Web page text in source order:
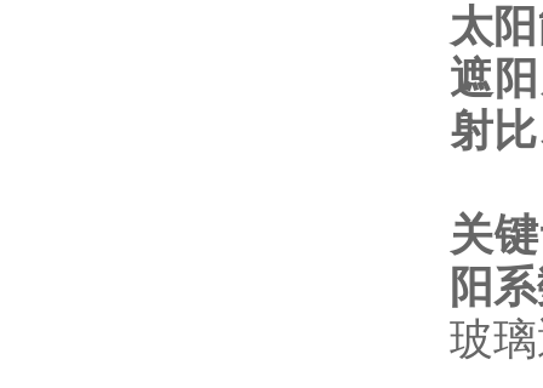
太
遮
射
关
阳
玻